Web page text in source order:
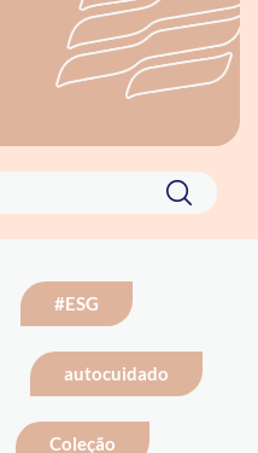
#ESG
autocuidado
Coleção